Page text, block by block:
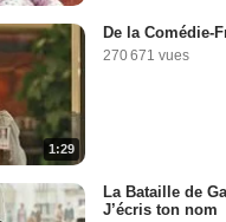
1:29
De la Comédie-
270 671 vues
La Bataille de
J’écris ton nom